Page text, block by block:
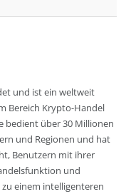
und ist ein weltweit
Bereich Krypto-Handel
bedient über 30 Millionen
und Regionen und hat
Benutzern mit ihrer
und
einem intelligenteren